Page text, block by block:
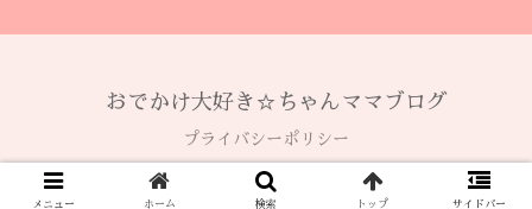
おでかけ大好き☆ちゃんママブログ
プライバシーポリシー
© 2020 おでかけ大好き☆ちゃんママブログ.
メニュー ホーム 検索 トップ サイドバー